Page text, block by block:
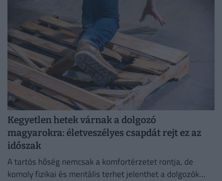
Kegyetlen hetek várnak a dolgozó
magyarokra: életveszélyes csapdát rejt ez az
időszak
A tartós hőség nemcsak a komfortérzetet rontja, de
komoly fizikai és mentális terhet jelenthet a dolgozók